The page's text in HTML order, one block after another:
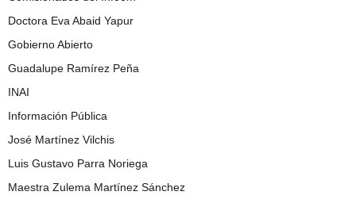
Doctora Eva Abaid Yapur
Gobierno Abierto
Guadalupe Ramírez Peña
INAI
Información Pública
José Martínez Vilchis
Luis Gustavo Parra Noriega
Maestra Zulema Martínez Sánchez